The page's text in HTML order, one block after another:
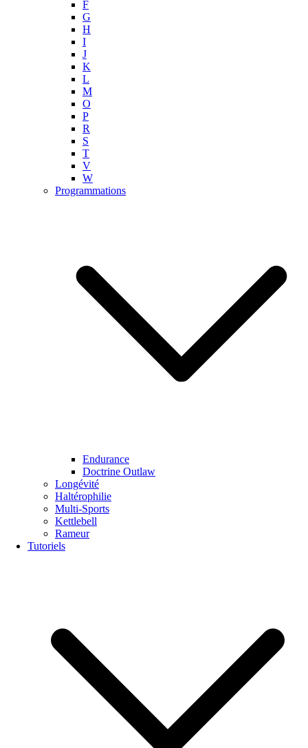
F
G
H
I
J
K
L
M
O
P
R
S
T
V
W
Programmations
Endurance
Doctrine Outlaw
Longévité
Haltérophilie
Multi-Sports
Kettlebell
Rameur
Tutoriels